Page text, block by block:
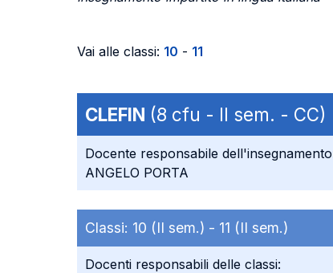
Vai alle classi: 10 - 11
CLEFIN (8 cfu - II sem. - CC)
Docente responsabile
ANGELO PORTA
Classi: 10 (II sem.) - 11 (II sem.)
Docenti responsabili delle classi: